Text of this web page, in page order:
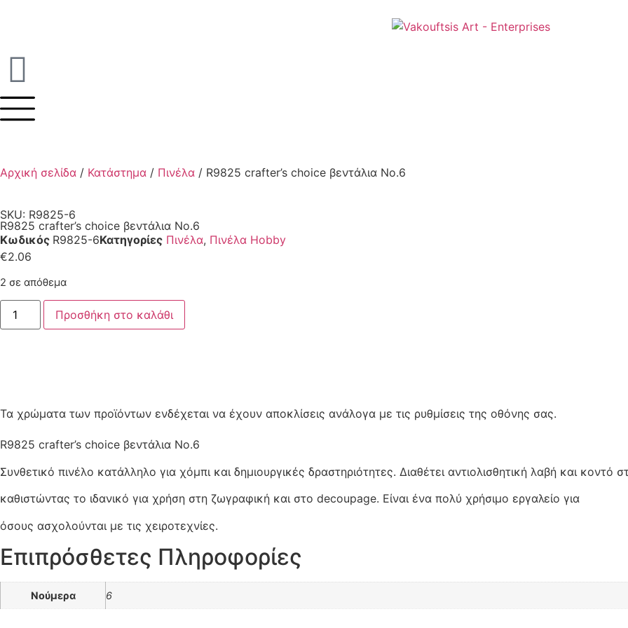
Αρχική σελίδα / Κατάστημα / Πινέλα / R9825 crafter’s choice βεντάλια No.6
SKU: R9825-6
R9825 crafter’s choice βεντάλια No.6
Κωδικός R9825-6Κατηγορίες Πινέλα, Πινέλα Hobby
€2.06
2 σε απόθεμα
Προσθήκη στο καλάθι
Τα χρώματα των προϊόντων ενδέχεται να έχουν αποκλίσεις ανάλογα με τις ρυθμίσεις της οθόνης σας.
R9825 crafter’s choice βεντάλια No.6
Συνθετικό πινέλο κατάλληλο για χόμπι και δημιουργικές δραστηριότητες. Διαθέτει αντιολισθητική λαβή και κοντό
καθιστώντας το ιδανικό για χρήση στη ζωγραφική και στο decoupage. Είναι ένα πολύ χρήσιμο εργαλείο για
όσους ασχολούνται με τις χειροτεχνίες.
Επιπρόσθετες Πληροφορίες
Νούμερα 6